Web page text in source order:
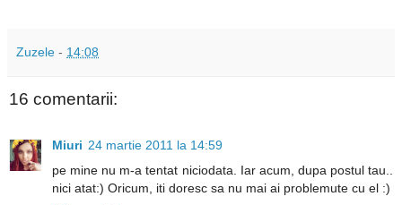
Zuzele - 14:08
16 comentarii:
Miuri 24 martie 2011 la 14:59
pe mine nu m-a tentat niciodata. Iar acum, dupa postul tau..
nici atat:) Oricum, iti doresc sa nu mai ai problemute cu el :)